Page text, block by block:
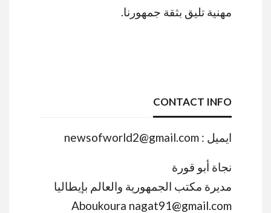
مهنية تليق بثقة جمهورنا.
CONTACT INFO
ايميل : newsofworld2@gmail.com
نجاة أبو قورة
مديرة مكتب الجمهورية والعالم بإيطاليا
Aboukoura nagat91@gmail.com